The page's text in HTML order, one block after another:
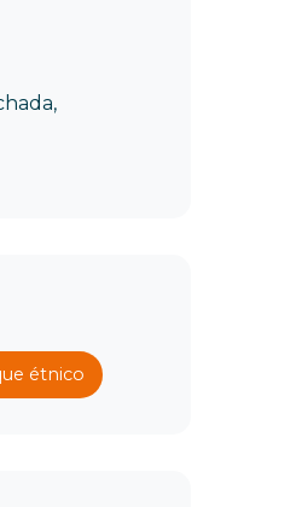
étnico